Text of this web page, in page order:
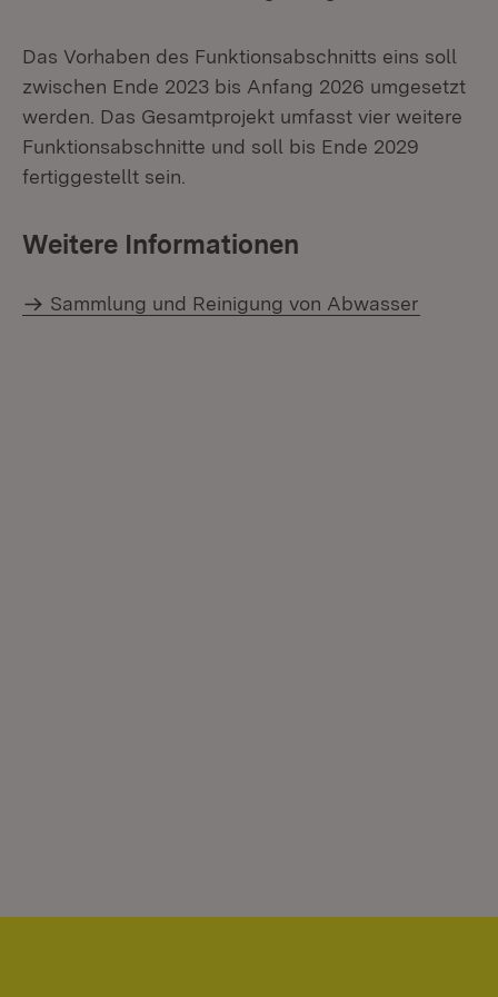
Das Vorhaben des Funktionsabschnitts eins soll
zwischen Ende 2023 bis Anfang 2026 umgesetzt
werden. Das Gesamtprojekt umfasst vier weitere
Funktionsabschnitte und soll bis Ende 2029
fertiggestellt sein.
Weitere Informationen
Sammlung und Reinigung von Abwasser